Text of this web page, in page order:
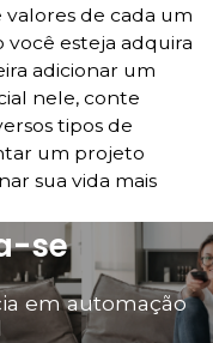
de cada um
você esteja adquira
adicionar um
nele, conte
tipos de
um projeto
sua vida mais
se
em automação